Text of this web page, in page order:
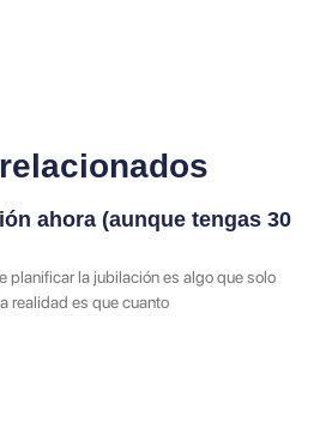
ahora (aunque tengas 30
planificar la jubilación es algo que solo
realidad es que cuanto